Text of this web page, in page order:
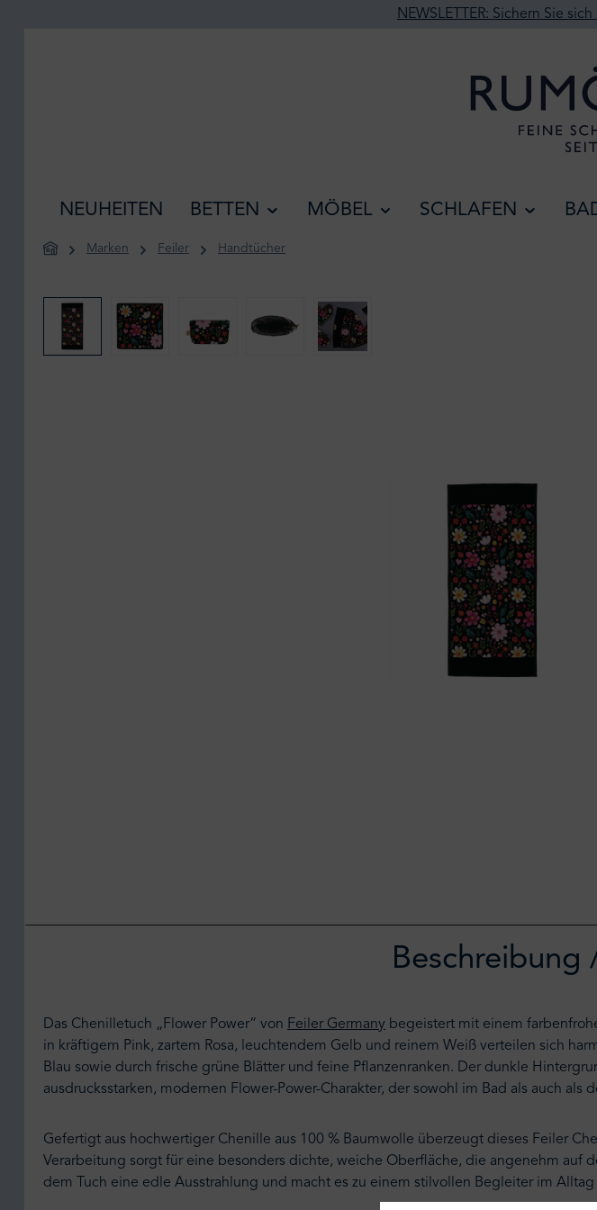
NEWSLETTER: Sichern Sie
NEUHEITEN BETTEN MÖBEL SCHLAFEN
Marken Feiler Handtücher
Beschreibung
Das Chenilletuch „Flower Power“ von Feiler Germany begeistert mit einem
in kräftigem Pink, zartem Rosa, leuchtendem Gelb und reinem Weiß verteilen sich
Blau sowie durch frische grüne Blätter und feine Pflanzenranken. Der dunkle
ausdrucksstarken, modernen Flower-Power-Charakter, der sowohl im Bad als auch
Gefertigt aus hochwertiger Chenille aus 100 % Baumwolle überzeugt dieses Feiler
Verarbeitung sorgt für eine besonders dichte, weiche Oberfläche, die angenehm
dem Tuch eine edle Ausstrahlung und macht es zu einem stilvollen Begleiter im